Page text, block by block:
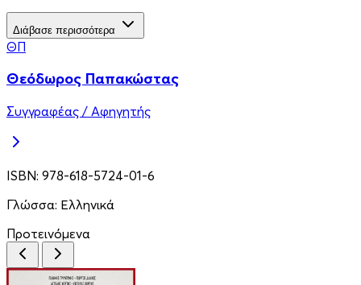
Διάβασε περισσότερα
ΘΠ
Θεόδωρος Παπακώστας
Συγγραφέας / Αφηγητής
ISBN: 978-618-5724-01-6
Γλώσσα: Ελληνικά
Προτεινόμενα